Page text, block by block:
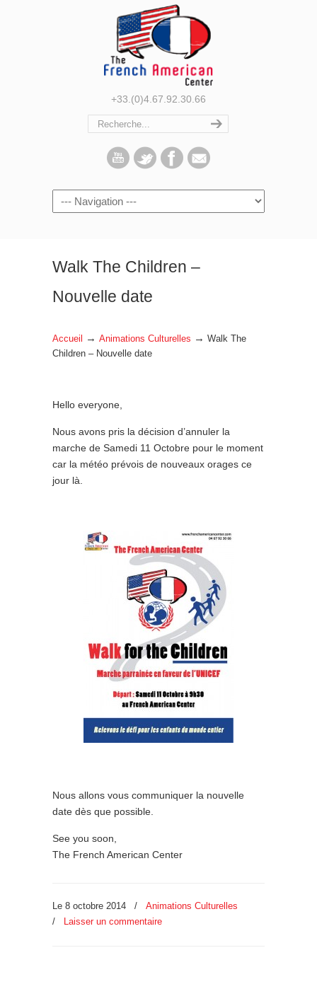
+33.(0)4.67.92.30.66
Navigation
Walk The Children –
Nouvelle date
Accueil → Animations Culturelles → Walk The
Children – Nouvelle date
Hello everyone,
Nous avons pris la décision d’annuler la
marche de Samedi 11 Octobre pour le moment
car la météo prévois de nouveaux orages ce
jour là.
Nous allons vous communiquer la nouvelle
date dès que possible.
See you soon,
The French American Center
Le 8 octobre 2014 /
Animations Culturelles
/
Laisser un commentaire